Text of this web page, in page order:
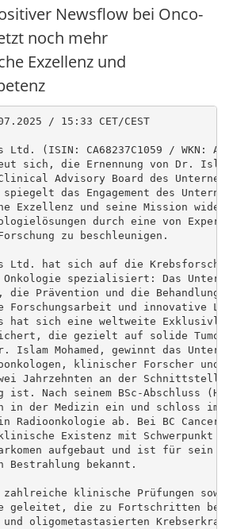
Newsflow bei Onco-
noch mehr
Exzellenz und
setzen. Die Exklusivlizenz
umfasst ein Medikament der neuen Klasse der "PNKP-Inhibitoren" ("A83B4C63"),
welches das Potenzial besitzt, die Krebstherapie zu revolutionieren.

Durch die Akquisition von Inka Health AI im Februar 2025 hat
Onco-Innovations seine Position in der KI-gestützten Medikamentenentwicklung
gestärkt. Das daraus entstandene "PROmAI-Konsortium" nutzt das innovative
Synograph-System zur Analyse von Real-World-Daten und Erstellung von
Vorhersagemodellen in der Onkologie.

Strategische Entwicklung eröffnet beste Einstiegschancen!

Die Börsennotierung an der Cboe Canada Inc. am 22. Mai 2025 verbessert den
Kapitalmarktzugang und das Interesse institutioneller Investoren. Wichtige
Partnerschaften umfassen die Forschungskooperation mit der University of
Alberta und die Produktionspartnerschaft mit Dalton Pharma Services für die
Skalierung vom Labor zur klinischen Anwendung. Diese Kombination aus
KI-Technologie, geballter wissenschaftlicher Kompetenz, strategischen
Partnerschaften und optimaler Kapitalmarktpositionierung dürfte
Onco-Innovations einen nachhaltigen Wettbewerbsvorteil in der modernen
Arzneimittelentwicklung verschaffen.

Onco-Innovations befindet sich trotz der frühen Entwicklungsphase in einer
bemerkenswert starken Position, sowohl personell als auch finanziell, um
zukünftig als Global-Player agieren zu können. Die professionelle
Integration von Wissenschaft und Therapie sowie die umfassenden Erfahrungen
des Teams ermöglichen eine effiziente Arbeitsweise und die professionelle
Bewältigung typischer Markteinführungsherausforderungen.

In den vergangenen Wochen hat Onco-Innovations Ltd. (ISIN: CA68237C1059 /
WKN: A3EKSZ) also bereits einen exzellenten Grundstein für die weitere
Expansion gelegt. Die Aktie eröffnet Investoren aktuell eine
vielversprechende Einstiegsmöglichkeit in den rasant expandierenden
Onkologiemarkt: Risikoaffine Anleger können hier durch einen strategischen,
schrittweisen Positionsaufbau an dieser zukunftsweisenden Entwicklung
partizipieren.

Disclaimer:

Diese Veröffentlichung ist eine Marketingmitteilung und Bestandteil einer
Werbekampagne des Emittenten Onco Innovations Ltd. und richtet sich an
erfahrene und spekulativ orientierte Anleger.

Die vorliegende Mitteilung darf keinesfalls als unabhängige Finanzanalyse
oder gar Anlageberatung gewertet werden, da erhebliche Interessenkonflikte,
die die Objektivität des Erstellers beeinträchtigen können, vorliegen (siehe
im Folgenden Abschnitt "Interessen / Interessenkonflikte").

Die angegebenen Preise zu besprochenen Wertpapieren sind, soweit nicht
gesondert ausgewiesen, Tagesschlusskurse des letzten Börsentages vor der
jeweiligen erstmaligen Verbreitung.

Identität des Verbreiters und Erstellers: MCS Market Communication Service
GmbH, eingetragen im Handelsregister des Amtsgerichts Düsseldorf unter der
Nummer HRB 104503 und eingetragen in der Liste der institutsunabhängigen
Ersteller und/oder Weitergeber von Anlagestrategie- und Anlageempfehlungen
die von der Bundesanstalt für Finanzdienstleistungsaufsicht geführt wird und
zuständige Aufsichtsbehörde ist (nachfolgend als "Verbreiter" bezeichnet).

Interessen / Interessenskonflikte

Der Verbreiter erhält vom Emittenten für die Verbreitung der
Marketingmitteilung eine fixe Vergütung. Der Verbreiter und/oder mit ihr
verbundene Unternehmen wurden vom Emittenten bzw. von deren Aktionären mit
der Erstellung der vorliegenden Marketingmitteilung beauftragt. Aufgrund der
Beauftragung durch den Emittenten ist die Unabhängigkeit der Mitteilung
nicht sichergestellt. Dies begründet laut Gesetz auf Seiten der Verbreiter
bzw. des verantwortlichen Redakteurs einen Interessenkonflikt, auf den wir
hiermit ausdrücklich hinweisen.

Wir weisen darauf hin, dass die Auftraggeber (Dritte) der Publikation von
Verbreiter, deren Organe, wesentlichen Aktionäre, sowie mit diesen
verbundenen Parteien (Dritte) zum Zeitpunkt dieser Veröffentlichung
womöglich Aktien des Emittenten, welche im Rahmen dieser Publikation
besprochen wird, halten. Es besteht seitens der Auftraggeber und der Dritten
gegebenenfalls die Absicht, diese Wertpapiere in unmittelbarem Zusammenhang
mit dieser Veröffentlichung zu verkaufen und an steigenden Kursen und
Umsätzen zu partizipieren oder jederzeit weitere Wertpapiere hinzuzukaufen.

Der Verbreiter handelt demzufolge im Zusammenwirken mit und aufgrund
entgeltlichen Auftrags von weiteren Personen, die signifikante
Aktienpositionen des besprochenen Emittenten halten können. Dies begründet
laut Gesetz einen Interessenkonflikt, auf den wir hiermit ausdrücklich
hinweisen. Weder Verbreiter noch der verantwortliche Redakteur sind an den
beschriebenen möglichen Veräußerungs- / Kaufaktivitäten beteiligt. Auf
entsprechende potentielle Aktienverkäufe und -käufe der Auftraggeber sowie
Dritter hat der Emittent auch keinen Einfluss.

Der Verbreiter hat es zu unterlassen, Wertpapiere des Emittenten zu halten
oder in irgendeiner Weise mit ihnen zu handeln. Der Verbreiter der
Mitteilung besitzt/hält weder unmittelbar noch mittelbar (beispielsweise
über verbundene Unternehmen, in abgestimmter Art und Weise) Aktienpositionen
des besprochenen Emittenten. Darüber hinaus ist die Vergütung des
Verbreiters der Mitteilung weder direkt an finanzielle Transaktionen noch an
Börsenumsätze oder Vermögensverwaltungsgebühren gekoppelt.

Weder der Verbreiter, noch ein mit ihm verbundenes Unternehmen, noch eine
bei der Erstellung mitwirkende Person (noch deren mit ihr eng verbundene
Personen), noch Personen, die vor Weitergabe der Mitteilung Zugang hatten
oder haben konnten, sind / ist in Besitz einer Nettoverkaufs- oder
Nettokaufposition, die die Schwelle von 0,5% des gesamten emittierten
Aktienkapitals des Kapitals des Emittenten überschreitet. Ebenso wenig
werden von der/den Person/en Anteile an über 5% des gesamten emittierten
Aktienkapitals des Emittenten gehalten, war/en die Person/en innerhalb d